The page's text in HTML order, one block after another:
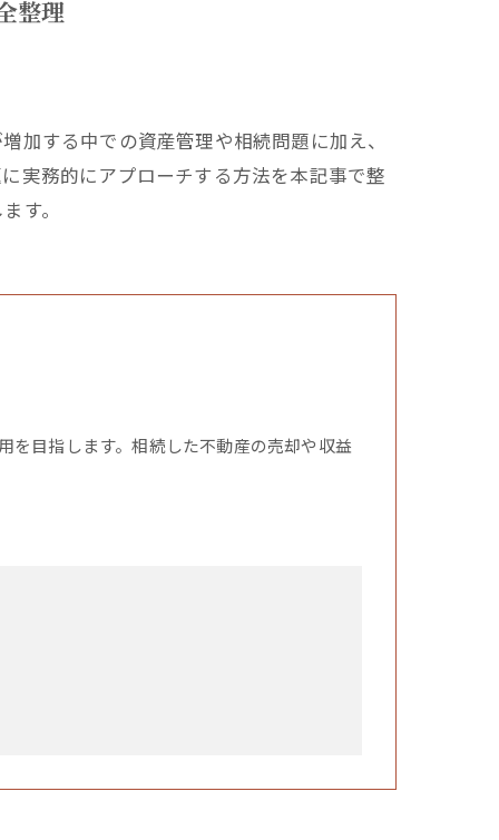
整理
加する中での資産管理や相続問題に加え、
実務的にアプローチする方法を本記事で整
す。
を目指します。相続した不動産の売却や収益